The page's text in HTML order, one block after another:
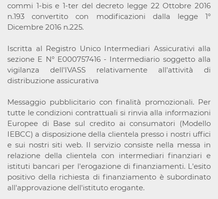
commi 1-bis e 1-ter del decreto legge 22 Ottobre 2016
n.193 convertito con modificazioni dalla legge 1°
Dicembre 2016 n.225.
Iscritta al Registro Unico Intermediari Assicurativi alla
sezione E N° E000757416 - Intermediario soggetto alla
vigilanza dell'IVASS relativamente all'attività di
distribuzione assicurativa
Messaggio pubblicitario con finalità promozionali. Per
tutte le condizioni contrattuali si rinvia alla informazioni
Europee di Base sul credito ai consumatori (Modello
IEBCC) a disposizione della clientela presso i nostri uffici
e sui nostri siti web. Il servizio consiste nella messa in
relazione della clientela con intermediari finanziari e
istituti bancari per l'erogazione di finanziamenti. L'esito
positivo della richiesta di finanziamento è subordinato
all'approvazione dell'istituto erogante.